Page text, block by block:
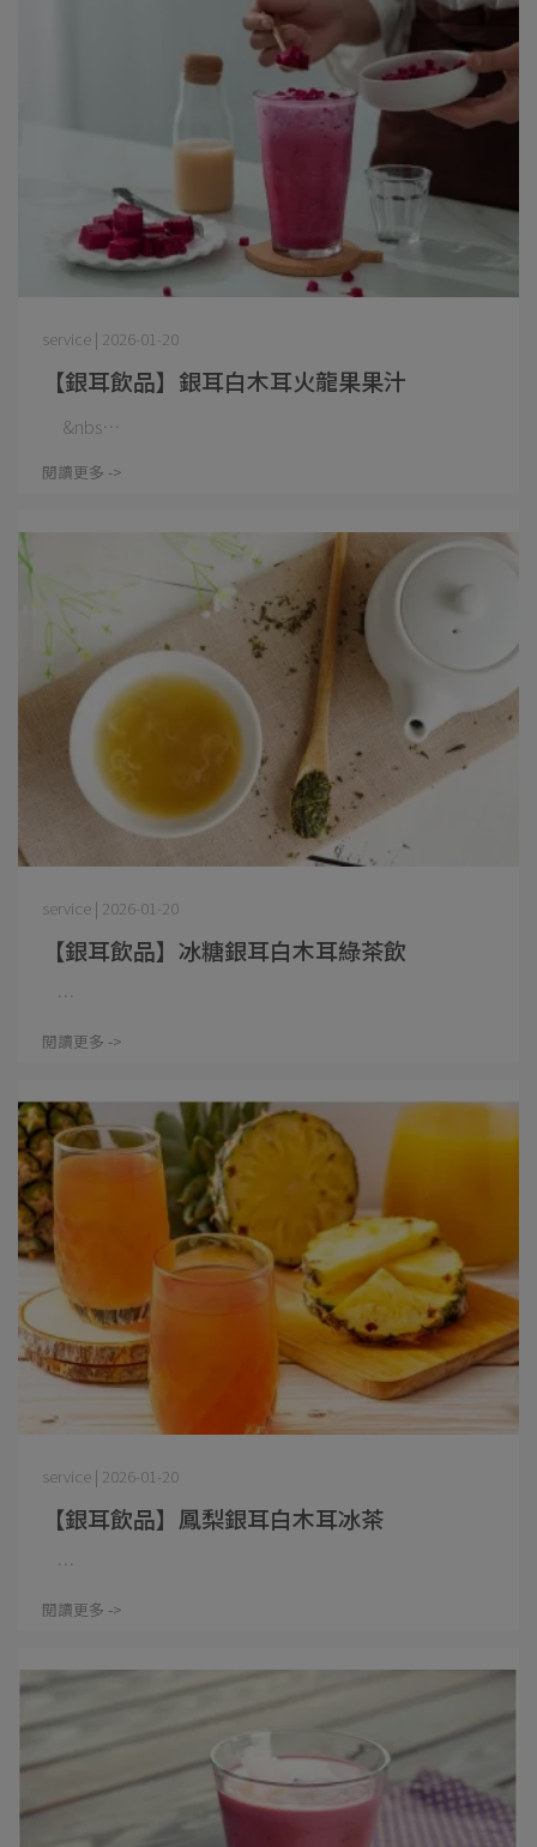
【銀耳飲品】銀耳白木耳火龍果果汁
service | 2026-01-20
&nbs⋯
閱讀更多 ->
【銀耳飲品】冰糖銀耳白木耳綠茶飲
service | 2026-01-20
⋯
閱讀更多 ->
【銀耳飲品】鳳梨銀耳白木耳冰茶
service | 2026-01-20
⋯
閱讀更多 ->